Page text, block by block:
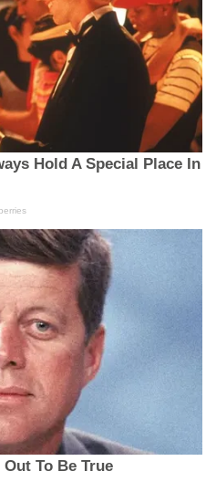
Hold A Special Place In
To Be True